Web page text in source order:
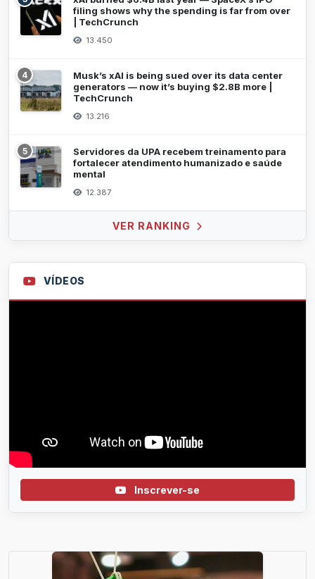
filing shows why the spending is far from over
| TechCrunch
13.450
4
Musk’s xAI is being sued over its data center
generators — now it’s buying $2.8B more |
TechCrunch
13.216
5
Servidores da UPA recebem treinamento para
fortalecer atendimento humanizado e saúde
mental
12.387
VER RANKING
VÍDEOS
Inscrever-se